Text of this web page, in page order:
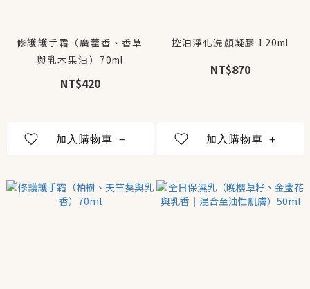
修護護手霜（廣藿香、香草
與乳木果油）70ml
NT$420
控油淨化洗顏凝膠 120ml
NT$870